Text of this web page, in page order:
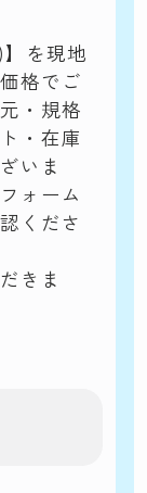
を現地
格でご
・規格
・在庫
いま
ォーム
くださ
きま